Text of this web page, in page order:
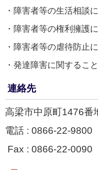
・障害者等の生活相談
・障害者等の権利擁護
・障害者等の虐待防止
・発達障害に関する
連絡先
高梁市中原町1476番
電話 : 0866-22-9800
Fax : 0866-22-0090